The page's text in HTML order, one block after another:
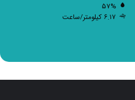
۶.۱۷ کیلومتر/ساعت